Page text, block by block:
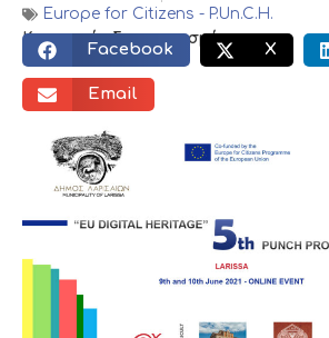
Europe for Citizens - P.Un.C.H.
Κοινωνικός διαμοιρασμός:
Facebook X
Email